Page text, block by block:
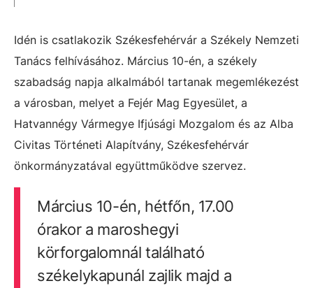
Idén is csatlakozik Székesfehérvár a Székely Nemzeti
Tanács felhívásához. Március 10-én, a székely
szabadság napja alkalmából tartanak megemlékezést
a városban, melyet a Fejér Mag Egyesület, a
Hatvannégy Vármegye Ifjúsági Mozgalom és az Alba
Civitas Történeti Alapítvány, Székesfehérvár
önkormányzatával együttműködve szervez.
Március 10-én, hétfőn, 17.00
órakor a maroshegyi
körforgalomnál található
székelykapunál zajlik majd a